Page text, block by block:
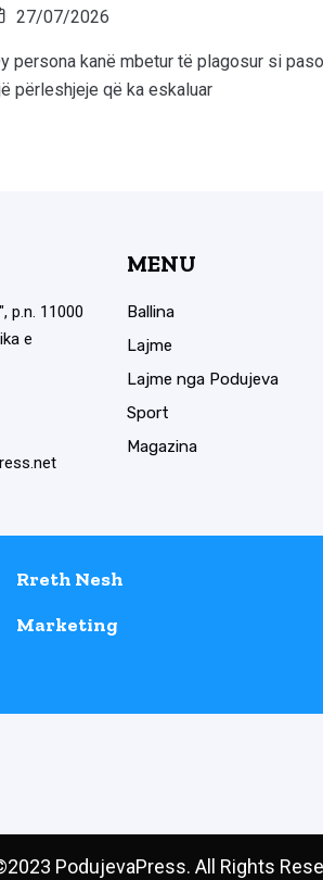
27/07/2026
persona kanë mbetur të plagosur si
përleshjeje që ka eskaluar
p.n. 11000
e
MENU
Ballina
Lajme
Lajme nga Podujeva
Sport
Magazina
Rreth Nesh
Marketing
PodujevaPress. All Rights